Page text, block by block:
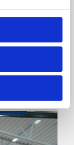
voiton
81-70
vielä